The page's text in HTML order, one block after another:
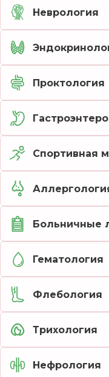
Неврология
Проктология
Спортивная
Больничные
Гематология
Флебология
Трихология
Нефрология